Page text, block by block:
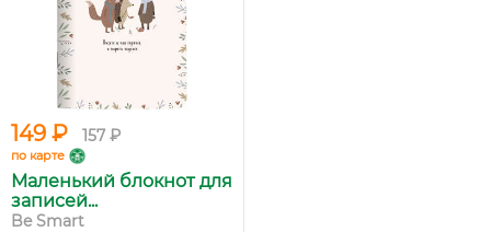
149 ₽ 157 ₽
по карте
Маленький блокнот для
записей...
Be Smart